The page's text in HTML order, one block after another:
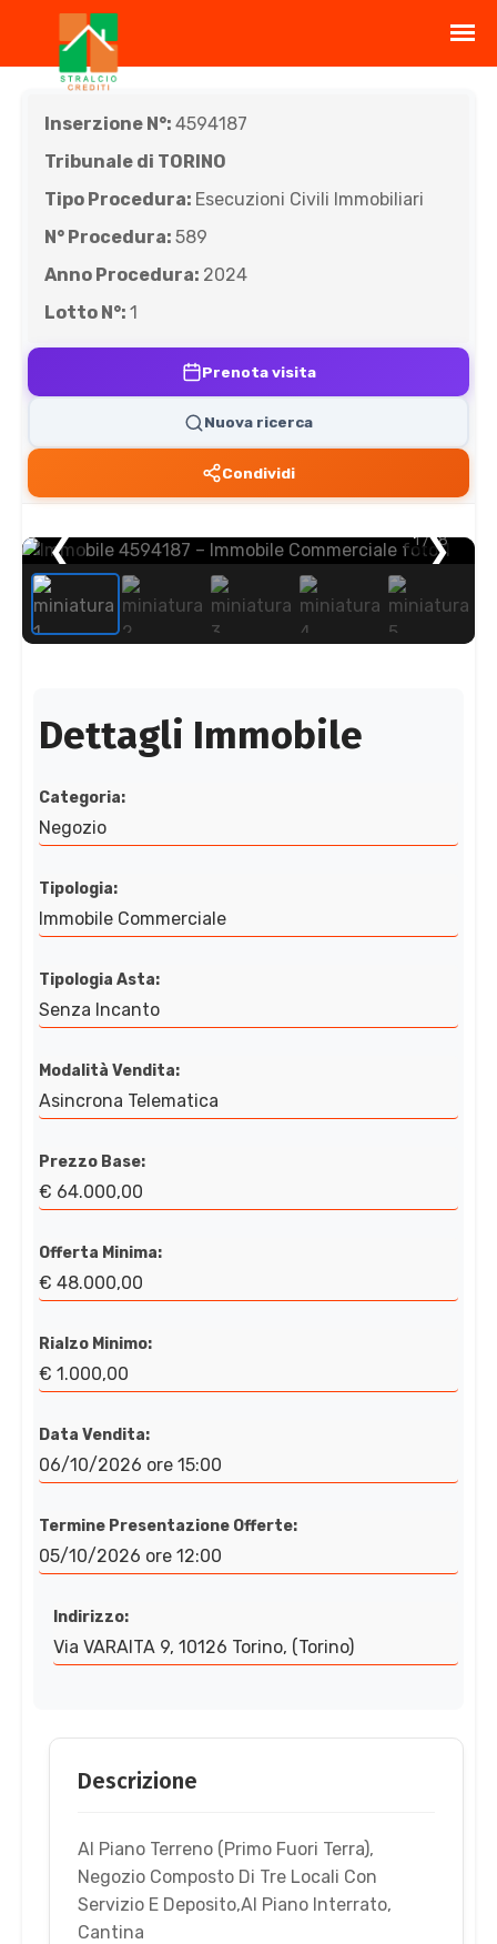
Inserzione N°: 4594187
Tribunale di TORINO
Tipo Procedura: Esecuzioni Civili Immobiliari
N° Procedura: 589
Anno Procedura: 2024
Lotto N°: 1
Prenota visita
Nuova ricerca
Condividi
❮ ❯
1/ 18
Dettagli Immobile
Categoria:
Negozio
Tipologia:
Immobile Commerciale
Tipologia Asta:
Senza Incanto
Modalità Vendita:
Asincrona Telematica
Prezzo Base:
€ 64.000,00
Offerta Minima:
€ 48.000,00
Rialzo Minimo:
€ 1.000,00
Data Vendita:
06/10/2026 ore 15:00
Termine Presentazione Offerte:
05/10/2026 ore 12:00
Indirizzo:
Via VARAITA 9, 10126 Torino, (Torino)
Descrizione
Al Piano Terreno (Primo Fuori Terra),
Negozio Composto Di Tre Locali Con
Servizio E Deposito,Al Piano Interrato,
Cantina